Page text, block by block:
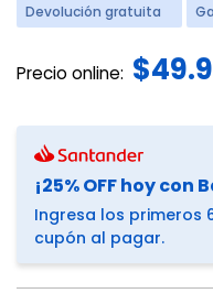
Devolución gratuita
Precio online:
¡25% OFF hoy
Ingresa los primeros
cupón al pagar.